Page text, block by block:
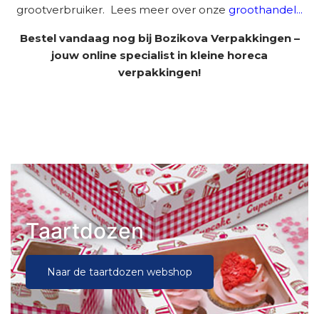
grootverbruiker. Lees meer over onze groothandel...
Bestel vandaag nog bij Bozikova Verpakkingen –
jouw online specialist in kleine horeca
verpakkingen!
Taartdozen
Naar de taartdozen webshop